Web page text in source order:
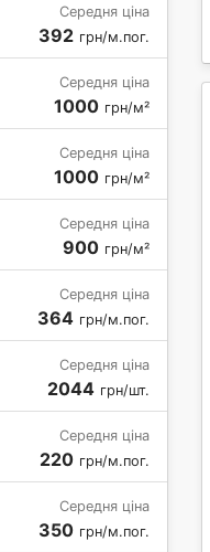
Середня ціна
392 грн/м.пог.
Середня ціна
1000 грн/м²
Середня ціна
1000 грн/м²
Середня ціна
900 грн/м²
Середня ціна
364 грн/м.пог.
Середня ціна
2044 грн/шт.
Середня ціна
220 грн/м.пог.
Середня ціна
350 грн/м.пог.